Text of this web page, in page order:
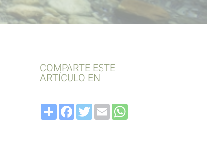
COMPARTE ESTE
ARTÍCULO EN
CompartirFacebook
TwitterEmailWhatsApp